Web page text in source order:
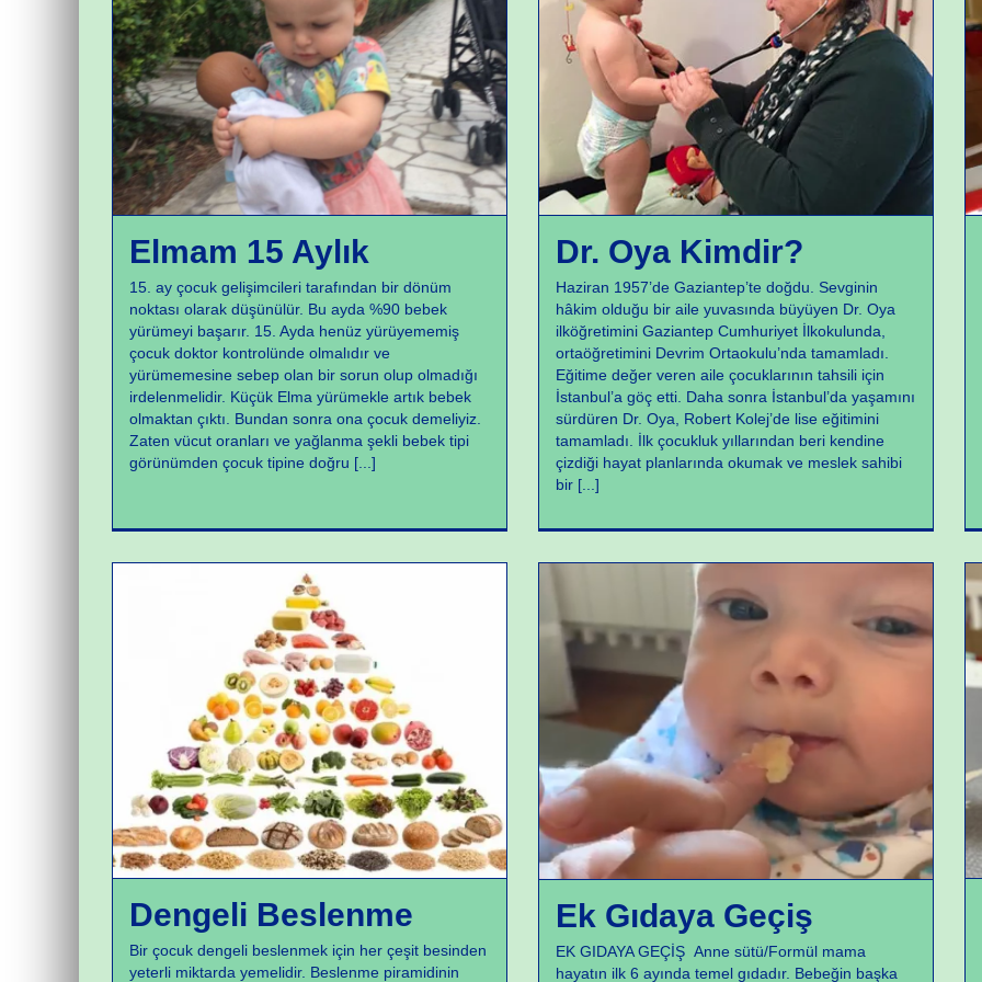
Büyüme ve Gelişme
Elmam 15 Aylık
15. ay çocuk gelişimcileri tarafından bir dönüm
noktası olarak düşünülür. Bu ayda %90 bebek
yürümeyi başarır. 15. Ayda henüz yürüyememiş
çocuk doktor kontrolünde olmalıdır ve
yürümemesine sebep olan bir sorun olup olmadığı
irdelenmelidir. Küçük Elma yürümekle artık bebek
olmaktan çıktı. Bundan sonra ona çocuk demeliyiz.
Zaten vücut oranları ve yağlanma şekli bebek tipi
görünümden çocuk tipine doğru [...]
Doktor Oya
Dr. Oya Kimdir?
Haziran 1957’de Gaziantep’te doğdu. Sevginin
hâkim olduğu bir aile yuvasında büyüyen Dr. Oya
ilköğretimini Gaziantep Cumhuriyet İlkokulunda,
ortaöğretimini Devrim Ortaokulu’nda tamamladı.
Eğitime değer veren aile çocuklarının tahsili için
İstanbul’a göç etti. Daha sonra İstanbul’da yaşamını
sürdüren Dr. Oya, Robert Kolej’de lise eğitimini
tamamladı. İlk çocukluk yıllarından beri kendine
çizdiği hayat planlarında okumak ve meslek sahibi
bir [...]
Beslenme
Dengeli Beslenme
Bir çocuk dengeli beslenmek için her çeşit besinden
yeterli miktarda yemelidir. Beslenme piramidinin
Beslenme
Ek Gıdaya Geçiş
EK GIDAYA GEÇİŞ Anne sütü/Formül mama
hayatın ilk 6 ayında temel gıdadır. Bebeğin başka